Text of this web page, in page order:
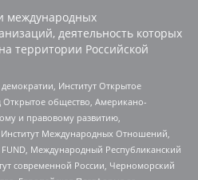
международных
деятельность которых
территории Российской
Институт Открытое
общество, Американо-
и правовому развитию,
Международных Отношений,
FUND, Международный Республиканский
современной России, Черноморский